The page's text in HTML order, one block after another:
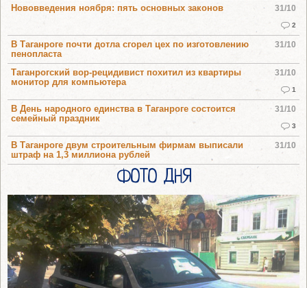
31/10
2
Нововведения ноября: пять основных законов
31/10
В Таганроге почти дотла сгорел цех по изготовлению
пенопласта
31/10
1
Таганрогский вор-рецидивист похитил из квартиры
монитор для компьютера
31/10
3
В День народного единства в Таганроге состоится
семейный праздник
31/10
В Таганроге двум строительным фирмам выписали
штраф на 1,3 миллиона рублей
ФОТО ДНЯ